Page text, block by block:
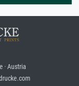
· Austria